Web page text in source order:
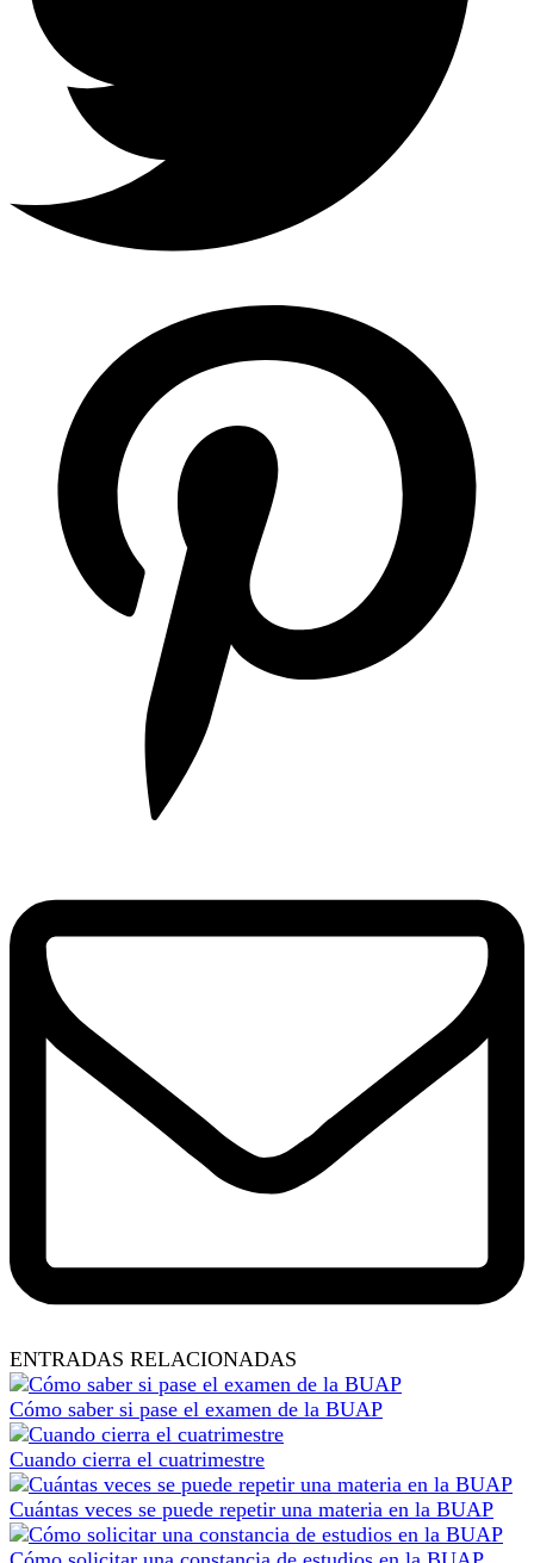
ENTRADAS RELACIONADAS
Cómo saber si pase el examen de la BUAP
Cuando cierra el cuatrimestre
Cuántas veces se puede repetir una materia en la BUAP